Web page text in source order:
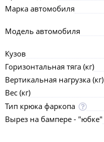
Марка автомобиля
Модель автомобиля
Кузов
Горизонтальная тяга (кг)
Вертикальная нагрузка (кг)
Вес (кг)
Тип крюка фаркопа
Вырез на бампере - "юбке"